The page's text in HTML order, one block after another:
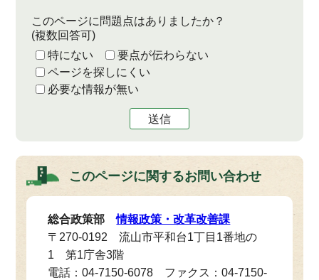
このページに問題点はありましたか？
(複数回答可)
特にない
要点が伝わらない
ページを探しにくい
必要な情報が無い
送信
このページに関するお問い合わせ
総合政策部情報政策・改革改善課
〒270-0192 流山市平和台1丁目1番地の
1 第1庁舎3階
電話：04-7150-6078 ファクス：04-7150-